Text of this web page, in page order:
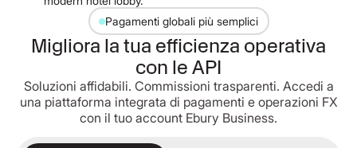
Pagamenti globali più semplici
Migliora la tua efficienza operativa
con le API
Soluzioni affidabili. Commissioni trasparenti. Accedi a
una piattaforma integrata di pagamenti e operazioni FX
con il tuo account Ebury Business.